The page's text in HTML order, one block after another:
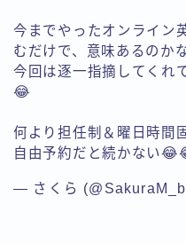
今までやったオンライン
むだけで、意味あるのか
今回は逐一指摘してくれ
😂
何より担任制＆曜日時間
自由予約だと続かない
— さくら